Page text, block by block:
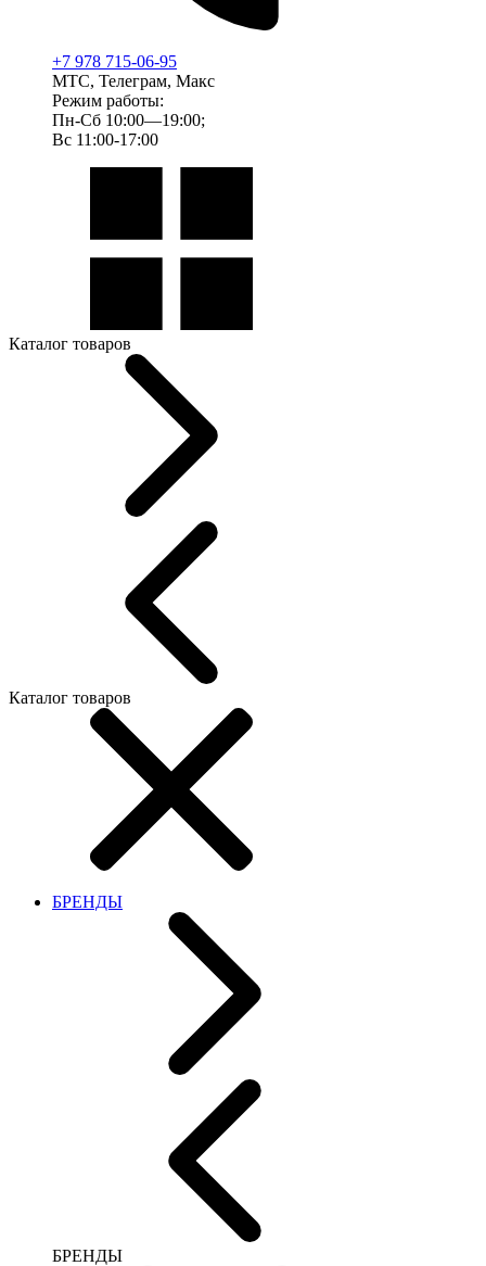
+7 978 715-06-95
МТС, Телеграм, Макс
Режим работы:
Пн-Сб 10:00—19:00;
Вс 11:00-17:00
Каталог товаров
Каталог товаров
БРЕНДЫ
БРЕНДЫ